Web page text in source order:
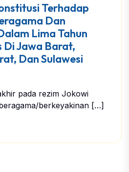
Terhadap
Dan
Lima Tahun
Di Jawa Barat,
Dan Sulawesi
pada rezim Jokowi
berkeyakinan […]